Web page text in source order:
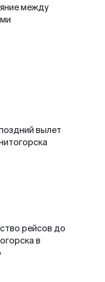
между
вылет
рейсов до
в